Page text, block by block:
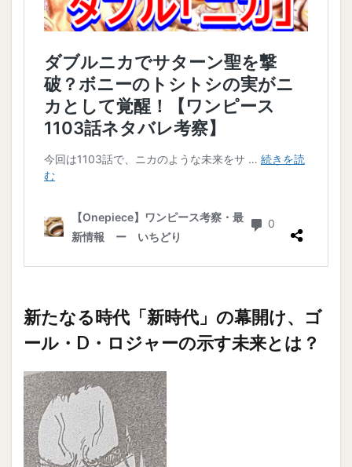
新たなる時代「新時代」の幕開け、ゴ
ール・D・ロジャーの示す未来とは？